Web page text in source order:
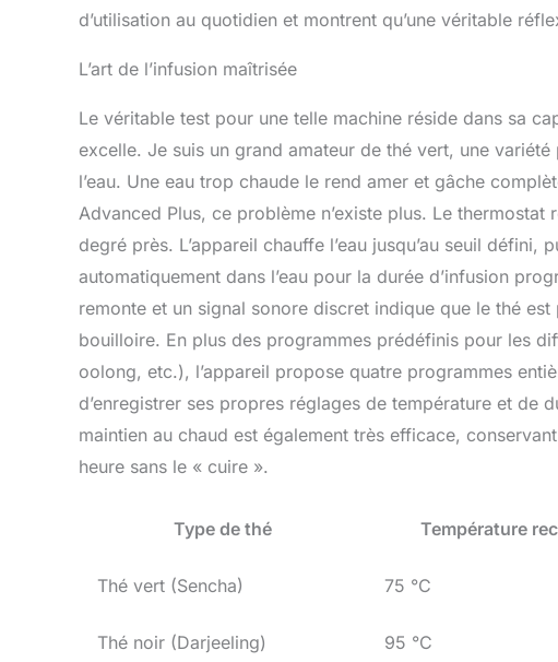
d’utilisation au quotidien et montrent qu’une véritable
L’art de l’infusion maîtrisée
Le véritable test pour une telle machine réside dans sa
excelle. Je suis un grand amateur de thé vert, une
l’eau. Une eau trop chaude le rend amer et gâche
Advanced Plus, ce problème n’existe plus. Le
degré près. L’appareil chauffe l’eau jusqu’au seuil défini,
automatiquement dans l’eau pour la durée d’infusion
remonte et un signal sonore discret indique que le thé
bouilloire. En plus des programmes prédéfinis pour les
oolong, etc.), l’appareil propose quatre programmes
d’enregistrer ses propres réglages de température et de
maintien au chaud est également très efficace,
heure sans le « cuire ».
Type de thé Température
Thé vert (Sencha) 75 °C
Thé noir (Darjeeling) 95 °C